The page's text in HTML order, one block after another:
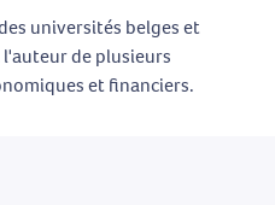
universités belges et
de plusieurs
et financiers.